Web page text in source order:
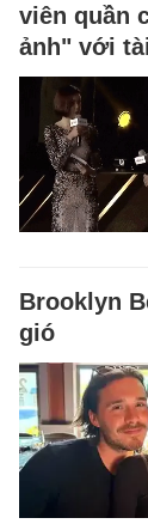
viên quần
ảnh" với
Brooklyn
gió